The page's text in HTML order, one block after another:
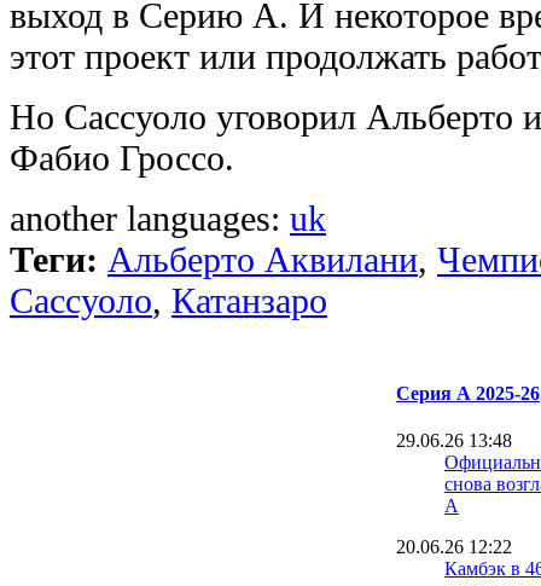
выход в Серию А. И некоторое
этот проект или продолжать
Но Сассуоло уговорил Альберто
Фабио Гроссо.
another languages: uk
Теги: Альберто Аквилани,
Сассуоло, Катанзаро
Серия А 2025-26
29.06.26 13:48
снова
А
20.06.26 12:22
Камбэк в